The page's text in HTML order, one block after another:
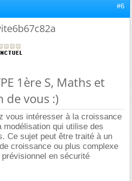
#6
1ère S, Maths et
de vous :)
vous intéresser à la croissance
modélisation qui utilise des
Ce sujet peut être traité à un
croissance ou plus complexe
en sécurité